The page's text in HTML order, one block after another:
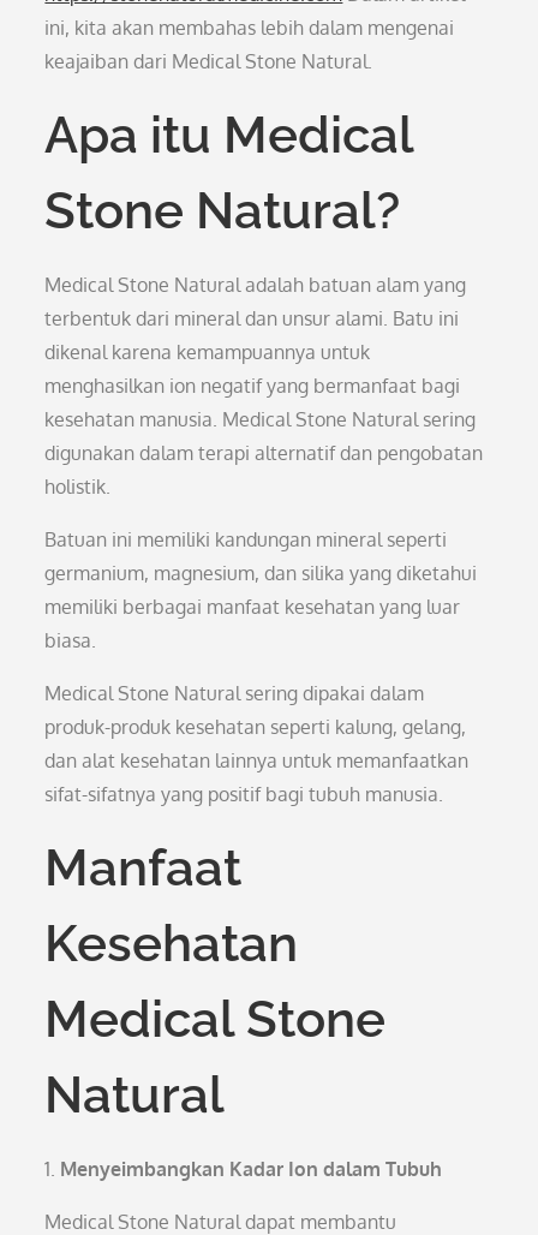
ini, kita akan membahas lebih dalam mengenai
keajaiban dari Medical Stone Natural.
Apa itu Medical
Stone Natural?
Medical Stone Natural adalah batuan alam yang
terbentuk dari mineral dan unsur alami. Batu ini
dikenal karena kemampuannya untuk
menghasilkan ion negatif yang bermanfaat bagi
kesehatan manusia. Medical Stone Natural sering
digunakan dalam terapi alternatif dan pengobatan
holistik.
Batuan ini memiliki kandungan mineral seperti
germanium, magnesium, dan silika yang diketahui
memiliki berbagai manfaat kesehatan yang luar
biasa.
Medical Stone Natural sering dipakai dalam
produk-produk kesehatan seperti kalung, gelang,
dan alat kesehatan lainnya untuk memanfaatkan
sifat-sifatnya yang positif bagi tubuh manusia.
Manfaat
Kesehatan
Medical Stone
Natural
1. Menyeimbangkan Kadar Ion dalam Tubuh
Medical Stone Natural dapat membantu